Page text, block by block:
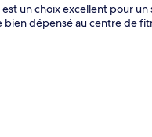
un choix excellent pour un
dépensé au centre de